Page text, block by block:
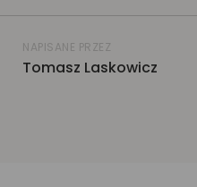
NAPISANE PRZEZ
Tomasz Laskowicz